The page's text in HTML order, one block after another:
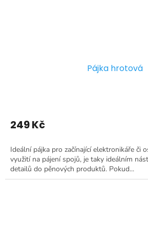
Pájka hrotová
249 Kč
Ideální pájka pro začínající elektronikáře či
využití na pájení spojů, je taky ideálním
detailů do pěnových produktů. Pokud...